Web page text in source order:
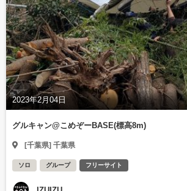
2023年2月04日
グルキャン@こめぞーBASE(標高8m)
[千葉県] 千葉県
ソロ グループ フリーサイト